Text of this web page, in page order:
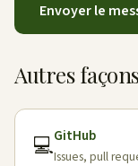
Envoyer le
Autres
💻GitHub
Issues, pull